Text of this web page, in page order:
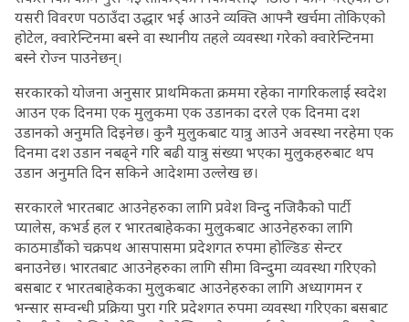
यसरी विवरण पठाउँदा उद्धार भई आउने व्यक्ति आफ्नै खर्चमा तोकिएको
होटेल, क्वारेन्टिनमा बस्ने वा स्थानीय तहले व्यवस्था गरेको क्वारेन्टिनमा
बस्ने रोज्न पाउनेछन्।
सरकारको योजना अनुसार प्राथमिकता क्रममा रहेका नागरिकलाई स्वदेश
आउन एक दिनमा एक मुलुकमा एक उडानका दरले एक दिनमा दश
उडानको अनुमति दिइनेछ। कुनै मुलुकबाट यात्रु आउने अवस्था नरहेमा एक
दिनमा दश उडान नबढ्ने गरि बढी यात्रु संख्या भएका मुलुकहरुबाट थप
उडान अनुमति दिन सकिने आदेशमा उल्लेख छ।
सरकारले भारतबाट आउनेहरुका लागि प्रवेश विन्दु नजिकैको पार्टी
प्यालेस, कभर्ड हल र भारतबाहेकका मुलुकबाट आउनेहरुका लागि
काठमाडौंको चक्रपथ आसपासमा प्रदेशगत रुपमा होल्डिङ सेन्टर
बनाउनेछ। भारतबाट आउनेहरुका लागि सीमा विन्दुमा व्यवस्था गरिएको
बसबाट र भारतबाहेकका मुलुकबाट आउनेहरुका लागि अध्यागमन र
भन्सार सम्वन्धी प्रक्रिया पुरा गरि प्रदेशगत रुपमा व्यवस्था गरिएका बसबाट